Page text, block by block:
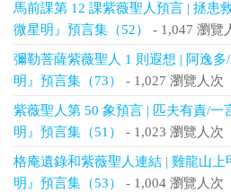
馬前課第 12 課紫薇聖人預言 | 拯患
微星明』預言集（52）
- 1,047 瀏覽
彌勒菩薩紫薇聖人 1 則遐想 | 阿逸
明』預言集（73）
- 1,027 瀏覽人次
紫薇聖人第 50 象預言 | 匹夫有責/一
明』預言集（51）
- 1,023 瀏覽人次
格庵遺錄和紫薇聖人連結 | 雞龍山上
明』預言集（53）
- 1,004 瀏覽人次